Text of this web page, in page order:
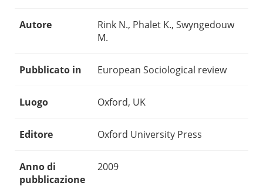
Autore
Rink N., Phalet K., Swyngedouw
M.
Pubblicato in European Sociological review
Luogo Oxford, UK
Editore Oxford University Press
Anno di
pubblicazione
2009